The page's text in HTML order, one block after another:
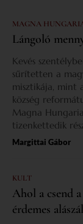
MAGNA
Lángoló
Kevés
sűrítetten a
misztikája, mint
község
Magna
tizenkettedik
Margittai Gábor
KULT
Ahol a csend
érdemes